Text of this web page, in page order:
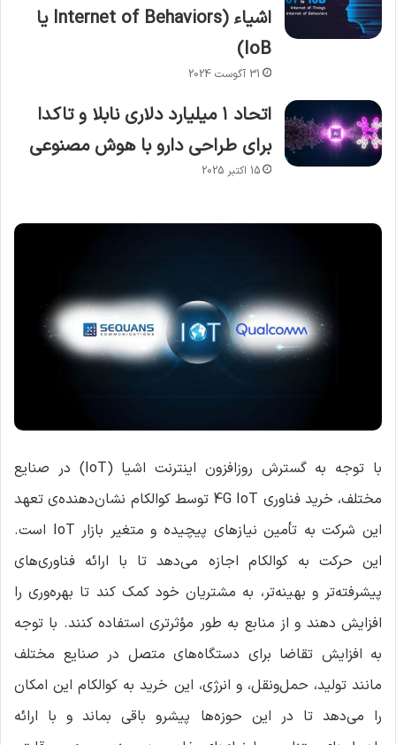
اشیاء (Internet of Behaviors یا
IoB)
31 آگوست 2024
اتحاد ۱ میلیارد دلاری نابلا و تاکدا
برای طراحی دارو با هوش مصنوعی
15 اکتبر 2025
با توجه به گسترش روزافزون اینترنت اشیا (IoT) در صنایع
مختلف، خرید فناوری 4G IoT توسط کوالکام نشان‌دهنده‌ی تعهد
این شرکت به تأمین نیازهای پیچیده و متغیر بازار IoT است.
این حرکت به کوالکام اجازه می‌دهد تا با ارائه فناوری‌های
پیشرفته‌تر و بهینه‌تر، به مشتریان خود کمک کند تا بهره‌وری را
افزایش دهند و از منابع به طور مؤثرتری استفاده کنند. با توجه
به افزایش تقاضا برای دستگاه‌های متصل در صنایع مختلف
مانند تولید، حمل‌ونقل، و انرژی، این خرید به کوالکام این امکان
را می‌دهد تا در این حوزه‌ها پیشرو باقی بماند و با ارائه